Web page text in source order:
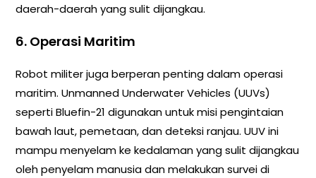
daerah-daerah yang sulit dijangkau.
6. Operasi Maritim
Robot militer juga berperan penting dalam operasi
maritim. Unmanned Underwater Vehicles (UUVs)
seperti Bluefin-21 digunakan untuk misi pengintaian
bawah laut, pemetaan, dan deteksi ranjau. UUV ini
mampu menyelam ke kedalaman yang sulit dijangkau
oleh penyelam manusia dan melakukan survei di